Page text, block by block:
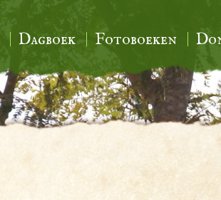
Dagboek Fotoboeken